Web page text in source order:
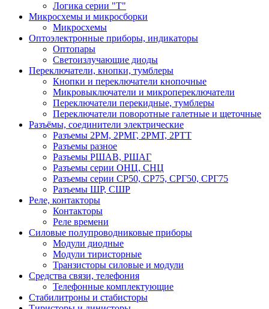
Логика серии "Т"
Микросхемы и микросборки
Микросхемы
Оптоэлектронные приборы, индикаторы
Оптопары
Светоизлучающие диоды
Переключатели, кнопки, тумблеры
Кнопки и переключатели кнопочные
Микровыключатели и микропереключатели
Переключатели перекидные, тумблеры
Переключатели поворотные галетные и щеточные
Разъёмы, соединители электрические
Разъемы 2РМ, 2РМГ, 2РМТ, 2РТТ
Разъемы разное
Разъемы РШАВ, РШАГ
Разъемы серии ОНЦ, СНЦ
Разъемы серии СР50, СР75, СРГ50, СРГ75
Разъемы ШР, СШР
Реле, контакторы
Контакторы
Реле времени
Силовые полупроводниковые приборы
Модули диодные
Модули тиристорные
Транзисторы силовые и модули
Средства связи, телефония
Телефонные комплектующие
Стабилитроны и стабисторы